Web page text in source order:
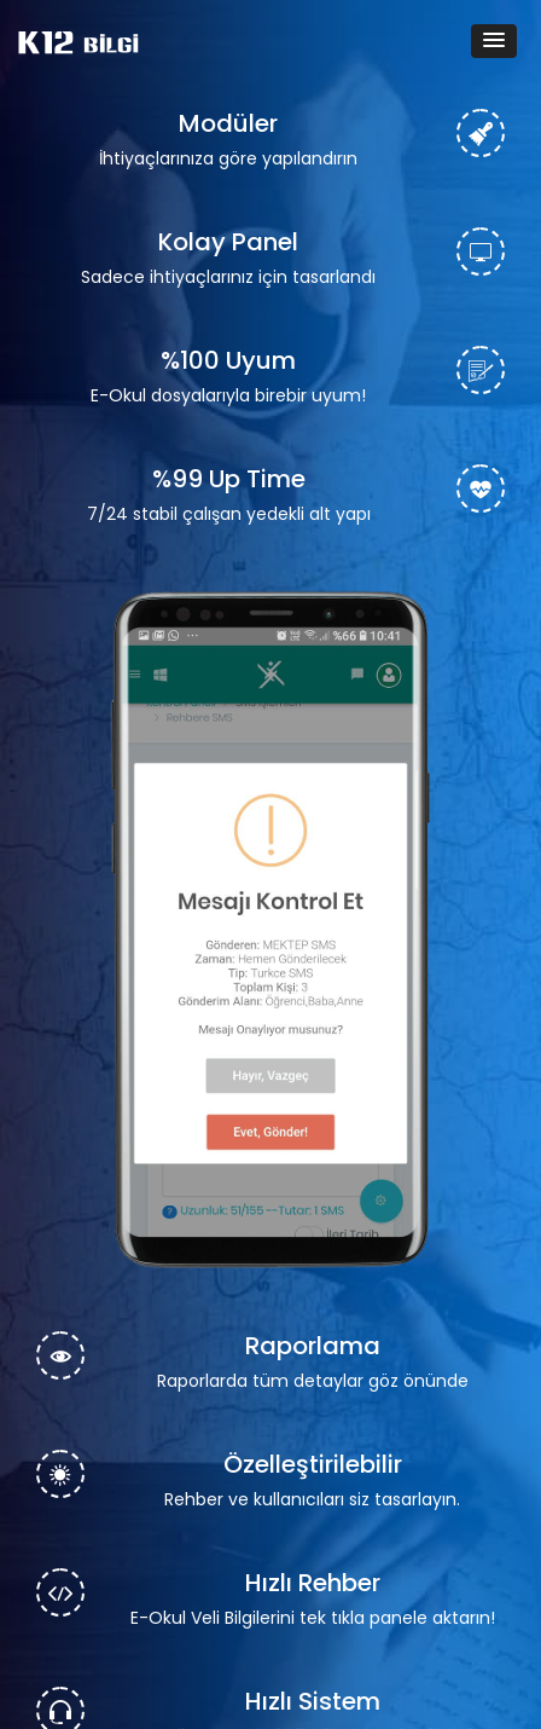
Modüler
İhtiyaçlarınıza göre yapılandırın
Kolay Panel
Sadece ihtiyaçlarınız için tasarlandı
%100 Uyum
E-Okul dosyalarıyla birebir uyum!
%99 Up Time
7/24 stabil çalışan yedekli alt yapı
Raporlama
Raporlarda tüm detaylar göz önünde
Özelleştirilebilir
Rehber ve kullanıcıları siz tasarlayın.
Hızlı Rehber
E-Okul Veli Bilgilerini tek tıkla panele aktarın!
Hızlı Sistem